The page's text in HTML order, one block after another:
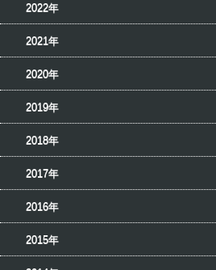
2022年
2021年
2020年
2019年
2018年
2017年
2016年
2015年